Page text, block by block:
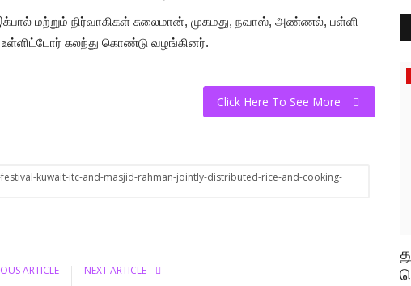
மற்றும் நிர்வாகிகள் சுலைமான், முகமது, நவாஸ், அண்ணல், பள்ளி
கலந்து கொண்டு வழங்கினர்.
Click Here To See More
kuwait-itc-and-masjid-rahman-jointly-distributed-rice-and-cooking-
ARTICLE NEXT ARTICLE
கல்லூரி(தன்னாட்சி) தாளூர்-கல்லூரி...